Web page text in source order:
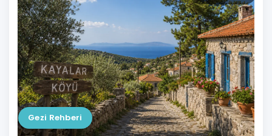
Gezi Rehberi